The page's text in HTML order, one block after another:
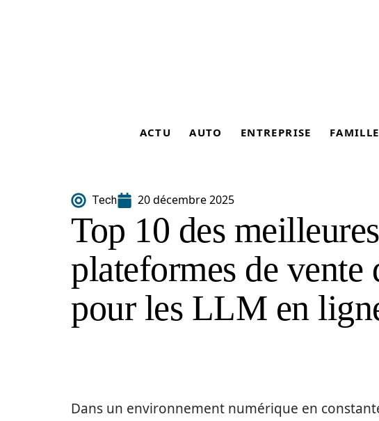
ACTU AUTO ENTREPRISE FAMILLE
Tech 20 décembre 2025
Top 10 des meilleures
plateformes de vente
pour les LLM en
Dans un environnement numérique en